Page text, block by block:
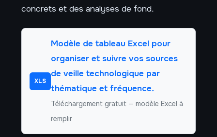
concrets et des analyses de fond.
XLS
Modèle de tableau Excel pour
organiser et suivre vos sources
de veille technologique par
thématique et fréquence.
Téléchargement gratuit — modèle Excel à
remplir